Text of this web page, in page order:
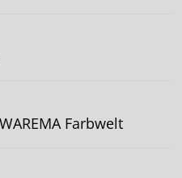
Farbwelt